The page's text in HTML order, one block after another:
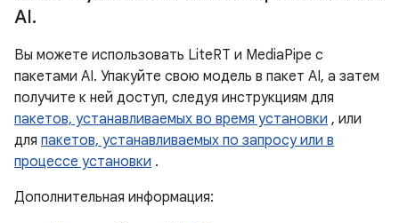
AI.
Вы можете использовать LiteRT и MediaPipe с
пакетами AI. Упакуйте свою модель в пакет AI, а затем
получите к ней доступ, следуя инструкциям для
пакетов, устанавливаемых во время установки , или
для пакетов, устанавливаемых по запросу или в
процессе установки .
Дополнительная информация: